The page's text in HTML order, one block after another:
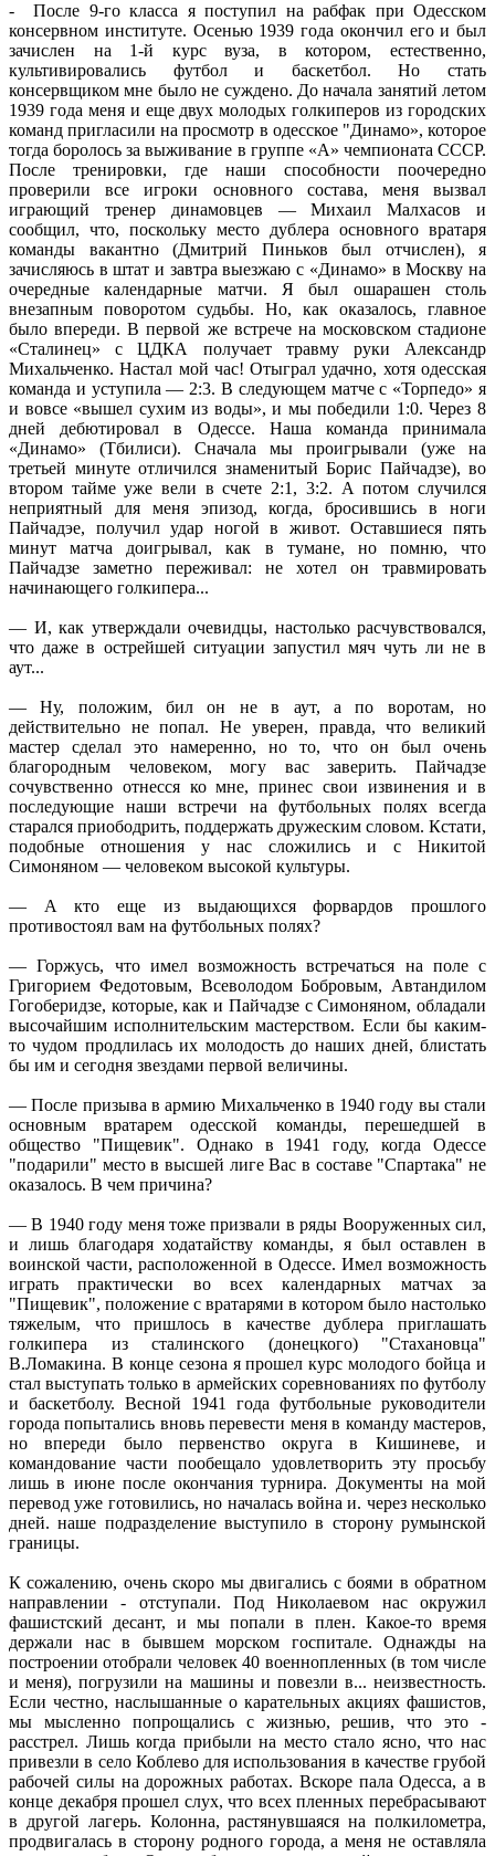
- После 9-го класса я поступил на рабфак при Одесском
консервном институте. Осенью 1939 года окончил его и был
зачислен на 1-й курс вуза, в котором, естественно,
культивировались футбол и баскетбол. Но стать
консервщиком мне было не суждено. До начала занятий летом
1939 года меня и еще двух молодых голкиперов из городских
команд пригласили на просмотр в одесское "Динамо», которое
тогда боролось за выживание в группе «А» чемпионата СССР.
После тренировки, где наши способности поочередно
проверили все игроки основного состава, меня вызвал
играющий тренер динамовцев — Михаил Малхасов и
сообщил, что, поскольку место дублера основного вратаря
команды вакантно (Дмитрий Пиньков был отчислен), я
зачисляюсь в штат и завтра выезжаю с «Динамо» в Москву на
очередные календарные матчи. Я был ошарашен столь
внезапным поворотом судьбы. Но, как оказалось, главное
было впереди. В первой же встрече на московском стадионе
«Сталинец» с ЦДКА получает травму руки Александр
Михальченко. Настал мой час! Отыграл удачно, хотя одесская
команда и уступила — 2:3. В следующем матче с «Торпедо» я
и вовсе «вышел сухим из воды», и мы победили 1:0. Через 8
дней дебютировал в Одессе. Наша команда принимала
«Динамо» (Тбилиси). Сначала мы проигрывали (уже на
третьей минуте отличился знаменитый Борис Пайчадзе), во
втором тайме уже вели в счете 2:1, 3:2. А потом случился
неприятный для меня эпизод, когда, бросившись в ноги
Пайчадэе, получил удар ногой в живот. Оставшиеся пять
минут матча доигрывал, как в тумане, но помню, что
Пайчадзе заметно переживал: не хотел он травмировать
начинающего голкипера...
— И, как утверждали очевидцы, настолько расчувствовался,
что даже в острейшей ситуации запустил мяч чуть ли не в
аут...
— Ну, положим, бил он не в аут, а по воротам, но
действительно не попал. Не уверен, правда, что великий
мастер сделал это намеренно, но то, что он был очень
благородным человеком, могу вас заверить. Пайчадзе
сочувственно отнесся ко мне, принес свои извинения и в
последующие наши встречи на футбольных полях всегда
старался приободрить, поддержать дружеским словом. Кстати,
подобные отношения у нас сложились и с Никитой
Симоняном — человеком высокой культуры.
— А кто еще из выдающихся форвардов прошлого
противостоял вам на футбольных полях?
— Горжусь, что имел возможность встречаться на поле с
Григорием Федотовым, Всеволодом Бобровым, Автандилом
Гогоберидзе, которые, как и Пайчадзе с Симоняном, обладали
высочайшим исполнительским мастерством. Если бы каким-
то чудом продлилась их молодость до наших дней, блистать
бы им и сегодня звездами первой величины.
— После призыва в армию Михальченко в 1940 году вы стали
основным вратарем одесской команды, перешедшей в
общество "Пищевик". Однако в 1941 году, когда Одессе
"подарили" место в высшей лиге Вас в составе "Спартака" не
оказалось. В чем причина?
— В 1940 году меня тоже призвали в ряды Вооруженных сил,
и лишь благодаря ходатайству команды, я был оставлен в
воинской части, расположенной в Одессе. Имел возможность
играть практически во всех календарных матчах за
"Пищевик", положение с вратарями в котором было настолько
тяжелым, что пришлось в качестве дублера приглашать
голкипера из сталинского (донецкого) "Стахановца"
В.Ломакина. В конце сезона я прошел курс молодого бойца и
стал выступать только в армейских соревнованиях по футболу
и баскетболу. Весной 1941 года футбольные руководители
города попытались вновь перевести меня в команду мастеров,
но впереди было первенство округа в Кишиневе, и
командование части пообещало удовлетворить эту просьбу
лишь в июне после окончания турнира. Документы на мой
перевод уже готовились, но началась война и. через несколько
дней. наше подразделение выступило в сторону румынской
границы.
К сожалению, очень скоро мы двигались с боями в обратном
направлении - отступали. Под Николаевом нас окружил
фашистский десант, и мы попали в плен. Какое-то время
держали нас в бывшем морском госпитале. Однажды на
построении отобрали человек 40 военнопленных (в том числе
и меня), погрузили на машины и повезли в... неизвестность.
Если честно, наслышанные о карательных акциях фашистов,
мы мысленно попрощались с жизнью, решив, что это -
расстрел. Лишь когда прибыли на место стало ясно, что нас
привезли в село Коблево для использования в качестве грубой
рабочей силы на дорожных работах. Вскоре пала Одесса, а в
конце декабря прошел слух, что всех пленных перебрасывают
в другой лагерь. Колонна, растянувшаяся на полкилометра,
продвигалась в сторону родного города, а меня не оставляла